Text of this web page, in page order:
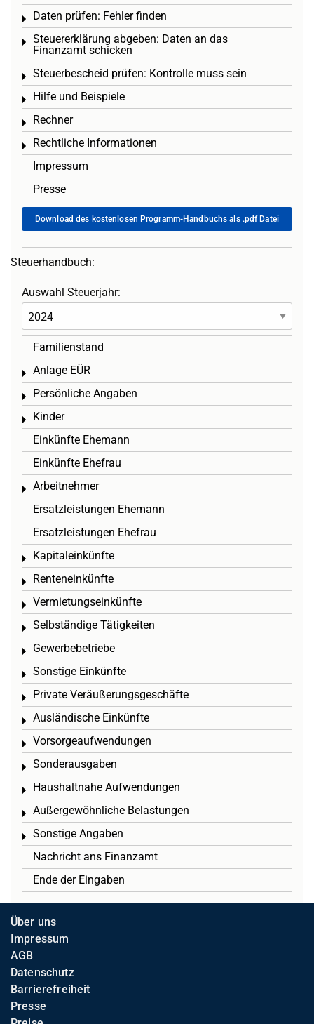
Daten prüfen: Fehler finden
Toggle menu
Steuererklärung abgeben: Daten an das
Finanzamt schicken
Toggle menu
Steuerbescheid prüfen: Kontrolle muss sein
Toggle menu
Hilfe und Beispiele
Toggle menu
Rechner
Toggle menu
Rechtliche Informationen
Toggle menu
Impressum
Presse
Download des kostenlosen Programm-Handbuchs als .pdf Datei
Steuerhandbuch:
Auswahl Steuerjahr:
Familienstand
Anlage EÜR
Toggle menu
Persönliche Angaben
Toggle menu
Kinder
Toggle menu
Einkünfte Ehemann
Einkünfte Ehefrau
Arbeitnehmer
Toggle menu
Ersatzleistungen Ehemann
Ersatzleistungen Ehefrau
Kapitaleinkünfte
Toggle menu
Renteneinkünfte
Toggle menu
Vermietungseinkünfte
Toggle menu
Selbständige Tätigkeiten
Toggle menu
Gewerbebetriebe
Toggle menu
Sonstige Einkünfte
Toggle menu
Private Veräußerungsgeschäfte
Toggle menu
Ausländische Einkünfte
Toggle menu
Vorsorgeaufwendungen
Toggle menu
Sonderausgaben
Toggle menu
Haushaltnahe Aufwendungen
Toggle menu
Außergewöhnliche Belastungen
Toggle menu
Sonstige Angaben
Toggle menu
Nachricht ans Finanzamt
Ende der Eingaben
Über uns
Impressum
AGB
Datenschutz
Barrierefreiheit
Presse